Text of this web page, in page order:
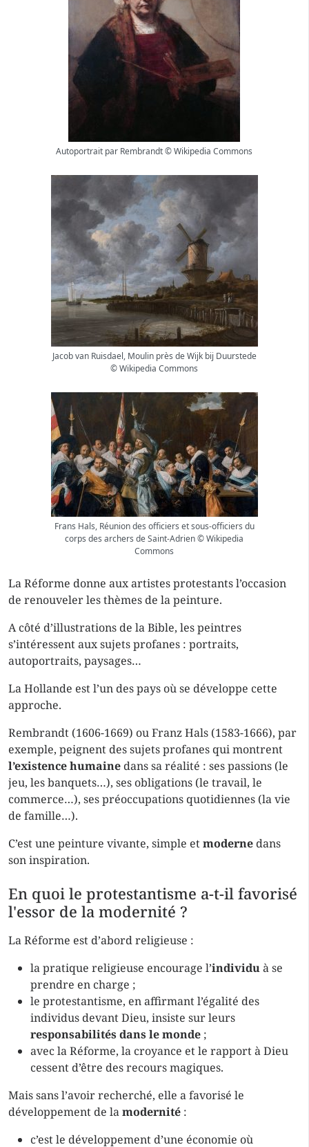
Autoportrait par Rembrandt © Wikipedia Commons
Jacob van Ruisdael, Moulin près de Wijk bij Duurstede
© Wikipedia Commons
Frans Hals, Réunion des officiers et sous-officiers du
corps des archers de Saint-Adrien © Wikipedia
Commons
La Réforme donne aux artistes protestants l’occasion
de renouveler les thèmes de la peinture.
A côté d’illustrations de la Bible, les peintres
s’intéressent aux sujets profanes : portraits,
autoportraits, paysages…
La Hollande est l’un des pays où se développe cette
approche.
Rembrandt (1606-1669) ou Franz Hals (1583-1666), par
exemple, peignent des sujets profanes qui montrent
l’existence humaine dans sa réalité : ses passions (le
jeu, les banquets…), ses obligations (le travail, le
commerce…), ses préoccupations quotidiennes (la vie
de famille…).
C’est une peinture vivante, simple etmoderne dans
son inspiration.
En quoi le protestantisme a-t-il favorisé
l'essor de la modernité ?
La Réforme est d’abord religieuse :
la pratique religieuse encourage l’individuà se
prendre en charge ;
le protestantisme, en affirmant l’égalité des
individus devant Dieu, insiste sur leurs
responsabilités dans le monde ;
avec la Réforme, la croyance et le rapport à Dieu
cessent d’être des recours magiques.
Mais sans l’avoir recherché, elle a favorisé le
développement de lamodernité :
c’est le développement d’une économie où